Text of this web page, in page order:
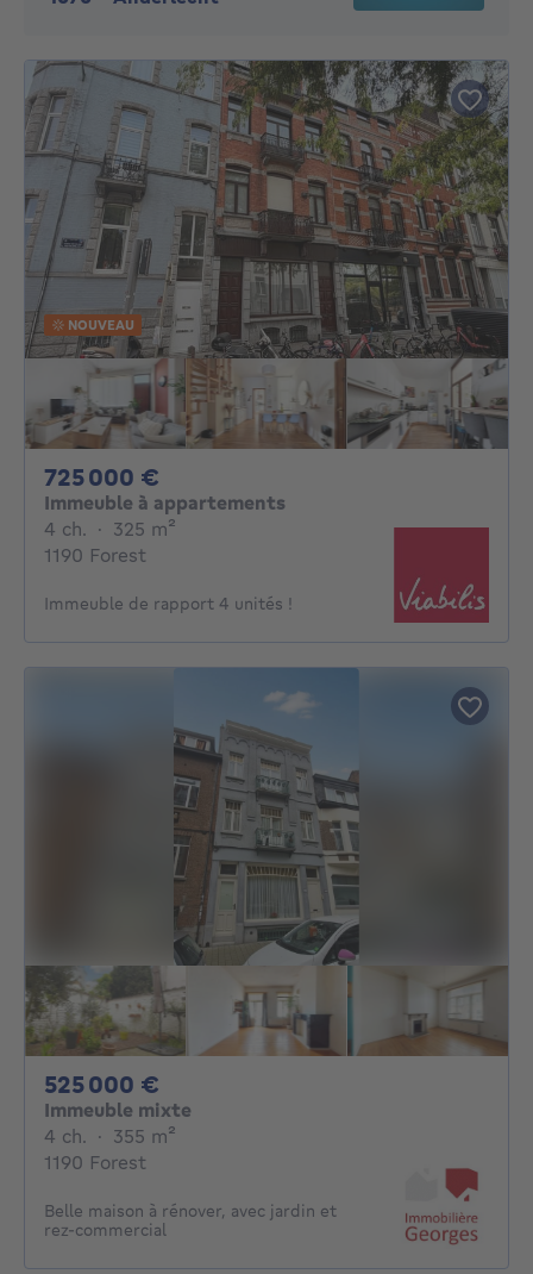
NOUVEAU
725 000 €
Immeuble à appartements
4 ch. 4 chambres
· 325 m²
1190 Forest
Immeuble de rapport 4 unités !
525 000 €
Immeuble mixte
4 ch. 4 chambres
· 355 m²
1190 Forest
Belle maison à rénover, avec jardin et
rez-commercial